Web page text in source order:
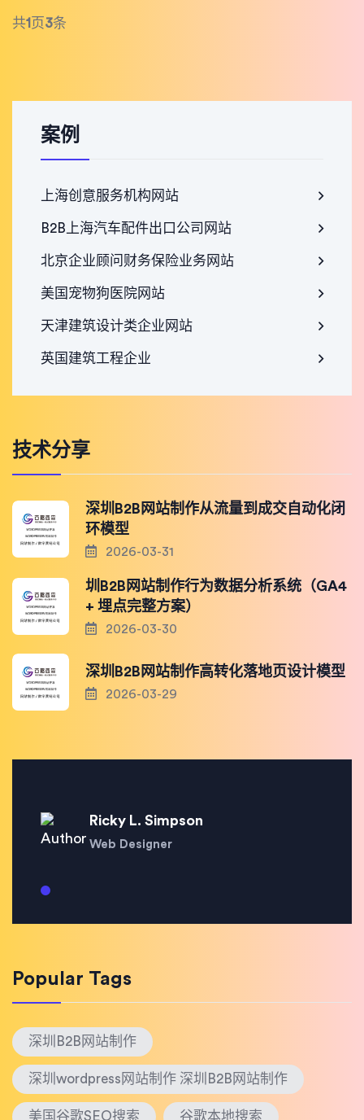
共1 页3条
案例
上海创意服务机构网站
B2B上海汽车配件出口公司网站
北京企业顾问财务保险业务网站
美国宠物狗医院网站
天津建筑设计类企业网站
英国建筑工程企业
技术分享
深圳B2B网站制作从流量到成交自动化闭
环模型
2026-03-31
圳B2B网站制作行为数据分析系统（GA4
+ 埋点完整方案）
2026-03-30
深圳B2B网站制作高转化落地页设计模型
2026-03-29
Ricky L. Simpson
Web Designer
Popular Tags
深圳B2B网站制作
深圳wordpress网站制作 深圳B2B网站制作
美国谷歌SEO搜索 谷歌本地搜索